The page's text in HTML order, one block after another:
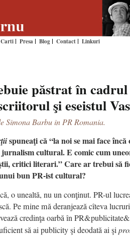
Carti Presa Blog Contact Linkuri
păstrat în
şi eseistul
Simona Barbu in PR Romania.
spuneaţi că “la noi se mai face
cultural. E comic cum
critici literari.” Care ar trebui să
bun PR-ist cultural?
o unealtă, nu un conţinut. PR-ul
Pe mine mă deranjează cîteva
credinţa oarbă în
să ai publicity şi deodată ai şi